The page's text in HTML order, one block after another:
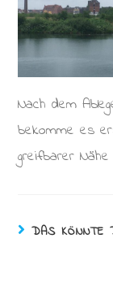
Nach dem
bekomme es
greifbarer
DAS KÖNNTE